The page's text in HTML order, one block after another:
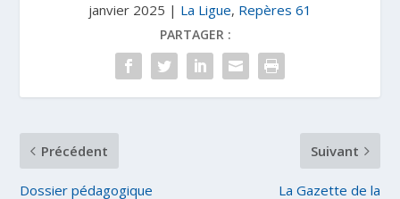
janvier 2025 | La Ligue, Repères 61
PARTAGER :
Précédent
Dossier pédagogique
Suivant
La Gazette de la